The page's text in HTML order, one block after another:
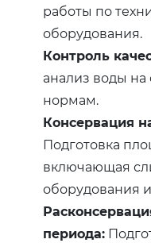
работы по
оборудования.
Контроль
анализ воды на
нормам.
Консервация
Подготовка
включающая
оборудования
периода: